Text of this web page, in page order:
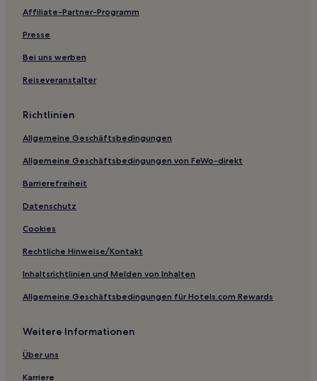
Hotels nahe Puqi Stadium
Hotels nahe Wuhan-Universität für Technologie Ost
Dong Hu Lake: Hotels
Hotels nahe Huazhong University of Science and
Technology
Hotels nahe U-Bahn-Station Tianhe International Airport
Affiliate-Partner-Programm
Presse
Bei uns werben
Reiseveranstalter
Richtlinien
Allgemeine Geschäftsbedingungen
Allgemeine Geschäftsbedingungen von FeWo-direkt
Barrierefreiheit
Datenschutz
Cookies
Rechtliche Hinweise/Kontakt
Inhaltsrichtlinien und Melden von Inhalten
Allgemeine Geschäftsbedingungen für Hotels.com Rewards
Weitere Informationen
Über uns
Karriere